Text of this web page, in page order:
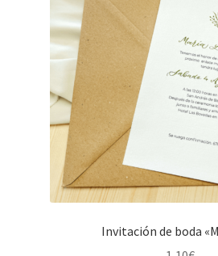
Invitación de boda